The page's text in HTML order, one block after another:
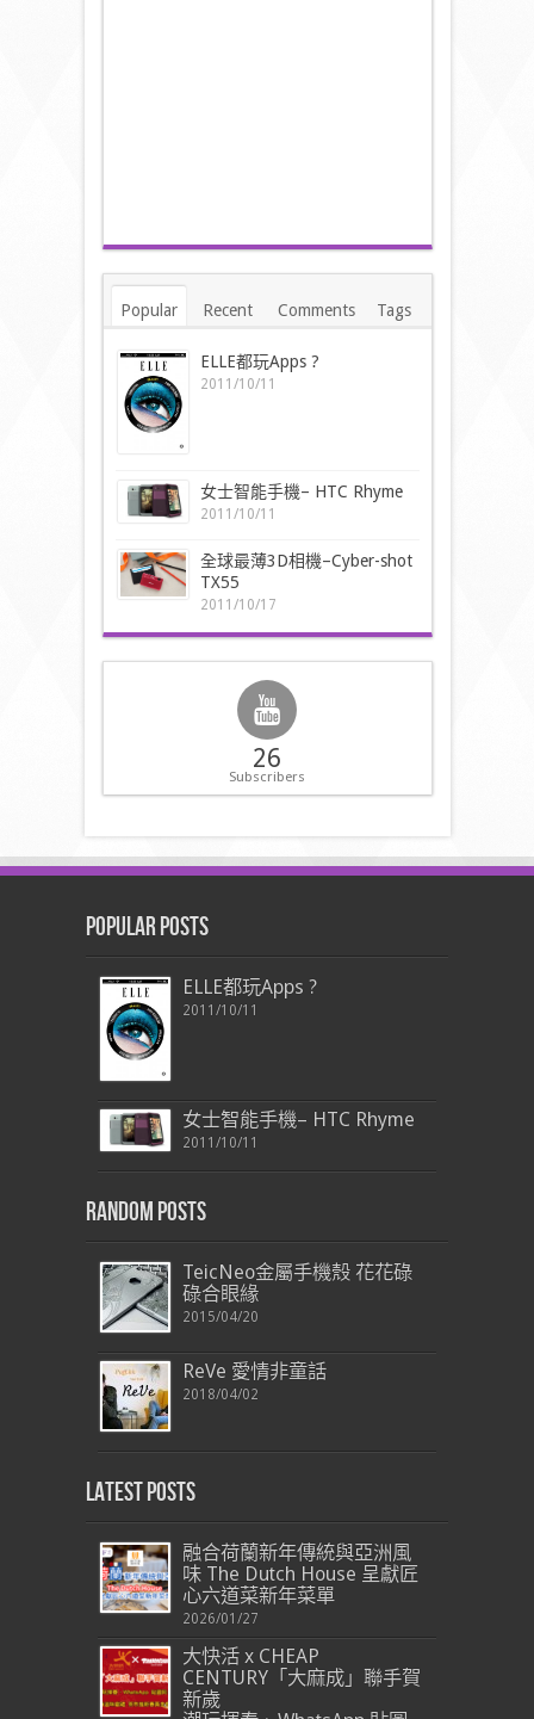
Popular Recent Comments Tags
ELLE都玩Apps ?
2011/10/11
女士智能手機– HTC Rhyme
2011/10/11
全球最薄3D相機–Cyber-shot
TX55
2011/10/17
26
Subscribers
Popular Posts
ELLE都玩Apps ?
2011/10/11
女士智能手機– HTC Rhyme
2011/10/11
Random Posts
TeicNeo金屬手機殼 花花碌
碌合眼緣
2015/04/20
ReVe 愛情非童話
2018/04/02
Latest Posts
融合荷蘭新年傳統與亞洲風
味 The Dutch House 呈獻匠
心六道菜新年菜單
2026/01/27
大快活 x CHEAP
CENTURY「大麻成」聯手賀
新歲